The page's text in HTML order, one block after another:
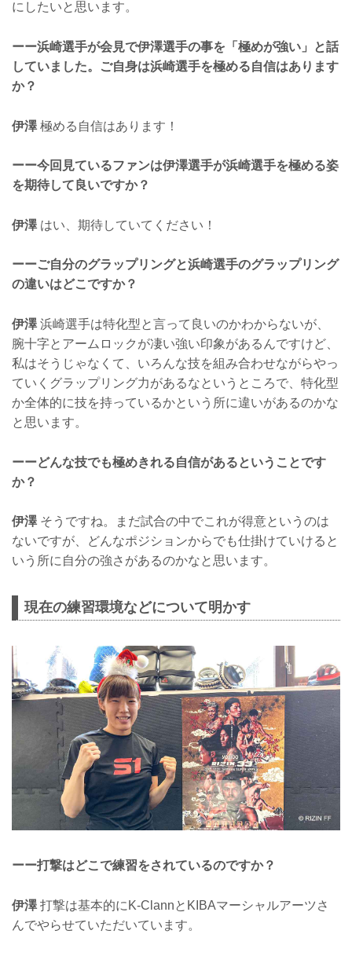
にしたいと思います。
ーー浜崎選手が会見で伊澤選手の事を「極めが強い」と話
していました。ご自身は浜崎選手を極める自信はあります
か？
伊澤極める自信はあります！
ーー今回見ているファンは伊澤選手が浜崎選手を極める姿
を期待して良いですか？
伊澤はい、期待していてください！
ーーご自分のグラップリングと浜崎選手のグラップリング
の違いはどこですか？
伊澤浜崎選手は特化型と言って良いのかわからないが、
腕十字とアームロックが凄い強い印象があるんですけど、
私はそうじゃなくて、いろんな技を組み合わせながらやっ
ていくグラップリング力があるなというところで、特化型
か全体的に技を持っているかという所に違いがあるのかな
と思います。
ーーどんな技でも極めきれる自信があるということです
か？
伊澤そうですね。まだ試合の中でこれが得意というのは
ないですが、どんなポジションからでも仕掛けていけると
いう所に自分の強さがあるのかなと思います。
現在の練習環境などについて明かす
ーー打撃はどこで練習をされているのですか？
伊澤打撃は基本的にK-ClannとKIBAマーシャルアーツさ
んでやらせていただいています。